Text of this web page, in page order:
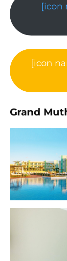
[icon
[icon
Grand